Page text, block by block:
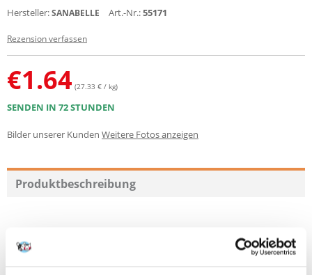
Hersteller:SANABELLE Art.-Nr.:55171
Rezension verfassen
€1.64 (27.33 € / kg)
SENDEN IN 72 STUNDEN
Bilder unserer Kunden Weitere Fotos anzeigen
Produktbeschreibung
Sanabelle Cat Sticks Forelle & Preiselbeere sind kurz abgeschnittene,
getreidefreie Sticks mit sehr hohem Fleisch- & Fischanteil (88 %, davon
min. 20 % frisches Huhn, 8 % Forelle) und getrockneter Preiselbeere (1